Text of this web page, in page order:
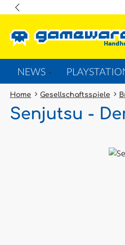
NEWS
Home Gesellschaftsspiele
Senjutsu -
Bildergalerie überspringen